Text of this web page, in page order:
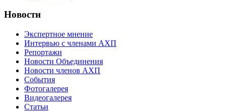
Новости
Экспертное мнение
Интервью с членами АХП
Репортажи
Новости Объединения
Новости членов АХП
События
Фотогалерея
Видеогалерея
Статьи